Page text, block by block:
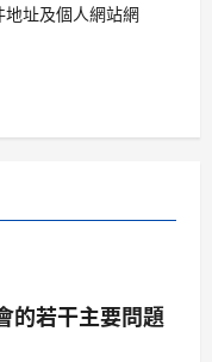
址及個人網站網
的若干主要問題